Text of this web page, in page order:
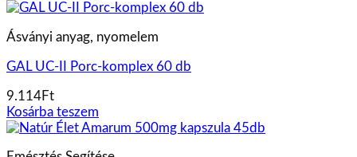
Ásványi anyag, nyomelem
GAL UC-II Porc-komplex 60 db
9.114Ft
Kosárba teszem